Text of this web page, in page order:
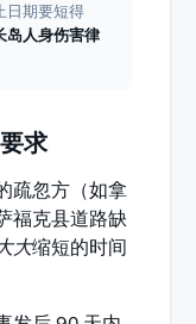
日期要短得
岛人身伤害律
求
疏忽方（如拿
福克县道路缺
大缩短的时间